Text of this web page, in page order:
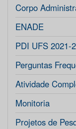
Corpo
ENADE
PDI UFS 2021-
Perguntas
Atividade
Monitoria
Projetos de